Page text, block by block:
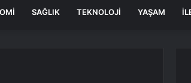
SAĞLIK TEKNOLOJI YAŞAM